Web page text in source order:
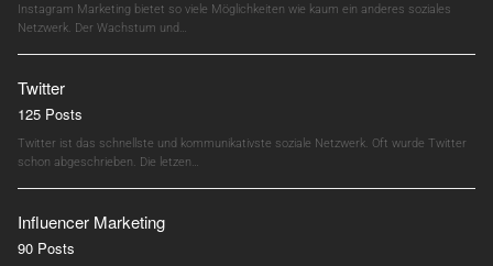
Instagram Marketing bietet so viele Möglichkeiten wie kaum ein anderes soziales
Netzwerk. Der Wachstum und…
Twitter
125 Posts
Twitter ist das schnellste und kommunikativste soziale Netzwerk. Oft wurde Twitter
schon abgeschrieben. Die letzen…
Influencer Marketing
90 Posts